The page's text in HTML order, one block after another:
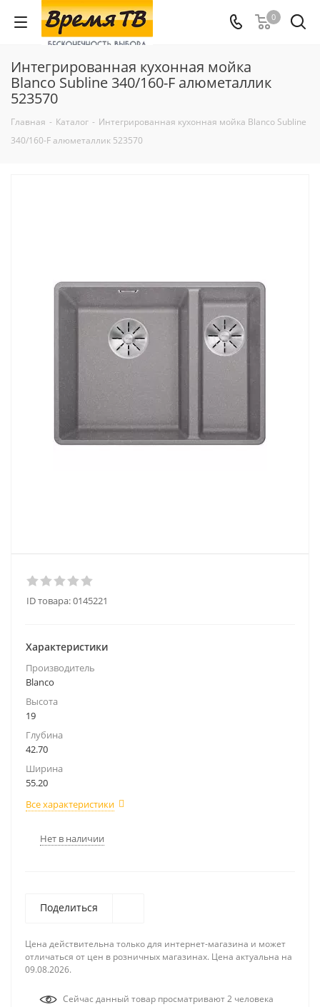
0
Интегрированная кухонная мойка
Blanco Subline 340/160-F алюметаллик
523570
Главная - Каталог - Интегрированная кухонная мойка Blanco Subline
340/160-F алюметаллик 523570
ID товара:0145221
Характеристики
Производитель
Blanco
Высота
19
Глубина
42.70
Ширина
55.20
Все характеристики
Нет в наличии
Поделиться
Цена действительна только для интернет-магазина и может
отличаться от цен в розничных магазинах. Цена актуальна на
09.08.2026.
Сейчас данный товар просматривают 2 человека